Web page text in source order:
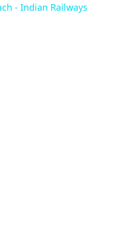
- Indian Railways